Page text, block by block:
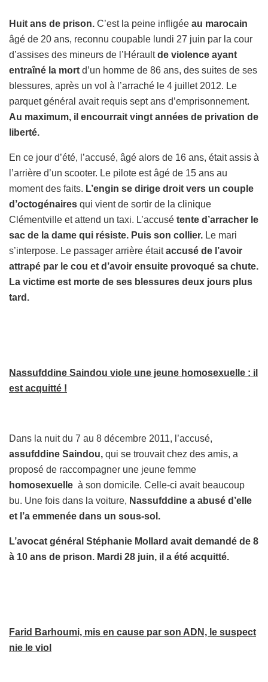
Huit ans de prison. C’est la peine infligée au marocain
âgé de 20 ans, reconnu coupable lundi 27 juin par la cour
d’assises des mineurs de l’Héraultde violence ayant
entraîné la mort d’un homme de 86 ans, des suites de ses
blessures, après un vol à l’arraché le 4 juillet 2012. Le
parquet général avait requis sept ans d’emprisonnement.
Au maximum, il encourrait vingt années de privation de
liberté.
En ce jour d’été, l’accusé, âgé alors de 16 ans, était assis à
l’arrière d’un scooter. Le pilote est âgé de 15 ans au
moment des faits. L’engin se dirige droit vers un couple
d’octogénaires qui vient de sortir de la clinique
Clémentville et attend un taxi. L’accusé tente d’arracher le
sac de la dame qui résiste. Puis son collier. Le mari
s’interpose. Le passager arrière étaitaccusé de l’avoir
attrapé par le cou et d’avoir ensuite provoqué sa chute.
La victime est morte de ses blessures deux jours plus
tard.
Nassufddine Saindou viole une jeune homosexuelle : il
est acquitté !
Dans la nuit du 7 au 8 décembre 2011, l’accusé,
assufddine Saindou, qui se trouvait chez des amis, a
proposé de raccompagner une jeune femme
homosexuelle à son domicile. Celle-ci avait beaucoup
bu. Une fois dans la voiture, Nassufddine a abusé d’elle
et l’a emmenée dans un sous-sol.
L’avocat général Stéphanie Mollard avait demandé de 8
à 10 ans de prison. Mardi 28 juin, il a été acquitté.
Farid Barhoumi, mis en cause par son ADN, le suspect
nie le viol